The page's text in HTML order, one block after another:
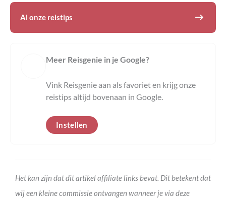
Al onze reistips
Meer Reisgenie in je Google?
Vink Reisgenie aan als favoriet en krijg onze
reistips altijd bovenaan in Google.
Instellen
Het kan zijn dat dit artikel affiliate links bevat. Dit betekent dat
wij een kleine commissie ontvangen wanneer je via deze